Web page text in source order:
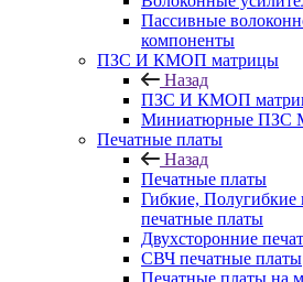
Пассивные
компоненты
ПЗС И КМОП матрицы
Назад
ПЗС И КМОП
Миниатюрные ПЗС
Печатные платы
Назад
Печатные платы
Гибкие, Полугибкие
печатные платы
Двухсторонние
СВЧ печатные платы
Печатные платы на